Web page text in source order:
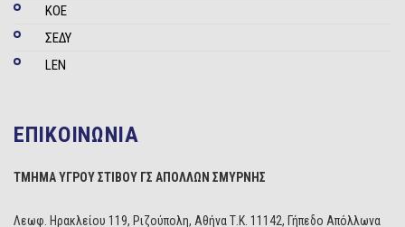
ΚΟΕ
ΣΕΔΥ
LEN
ΕΠΙΚΟΙΝΩΝΙΑ
ΤΜΗΜΑ ΥΓΡΟΥ ΣΤΙΒΟΥ ΓΣ ΑΠΟΛΛΩΝ ΣΜΥΡΝΗΣ
Λεωφ. Ηρακλείου 119, Ριζούπολη, Αθήνα Τ.Κ. 11142, Γήπεδο Απόλλωνα